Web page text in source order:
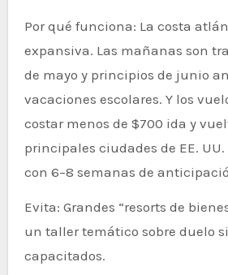
Por qué funciona: La costa
expansiva. Las mañanas son
de mayo y principios de junio
vacaciones escolares. Y los
costar menos de $700 ida y
principales ciudades de EE. UU.
con 6–8 semanas de
Evita: Grandes “resorts de
un taller temático sobre duelo
capacitados.